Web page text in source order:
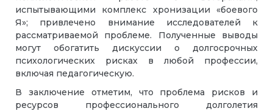
испытывающими комплекс хронизации «боевого
Я»; привлечено внимание исследователей к
рассматриваемой проблеме. Полученные выводы
могут обогатить дискуссии о долгосрочных
психологических рисках в любой профессии,
включая педагогическую.
В заключение отметим, что проблема рисков и
ресурсов профессионального долголетия